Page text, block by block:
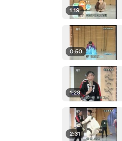
1:19
0:50
1:28
2:31